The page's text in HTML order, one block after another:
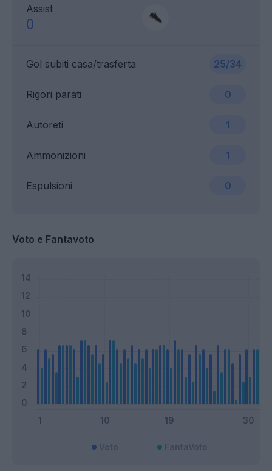
Assist
0
Gol subiti casa/trasferta 25/34
Ammonizioni 1
Rigori parati 0
Espulsioni 0
Autoreti 1
Voto e Fantavoto